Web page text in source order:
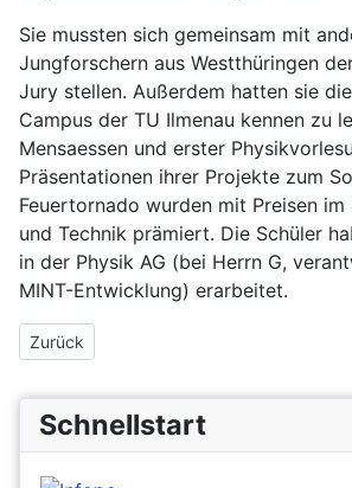
Sie mussten sich gemeinsam mit
Jungforschern aus Westthüringen
Jury stellen. Außerdem hatten sie
Campus der TU Ilmenau kennen zu
Mensaessen und erster
Präsentationen ihrer Projekte zum
Feuertornado wurden mit Preisen im
und Technik prämiert. Die Schüler
in der Physik AG (bei Herrn G,
MINT-Entwicklung) erarbeitet.
Vorheriger Beitrag: Jugend forscht
Zurück
Schnellstart